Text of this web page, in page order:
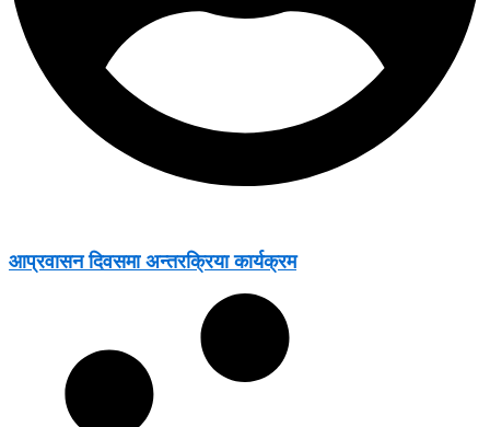
आप्रवासन दिवसमा अन्तरक्रिया कार्यक्रम